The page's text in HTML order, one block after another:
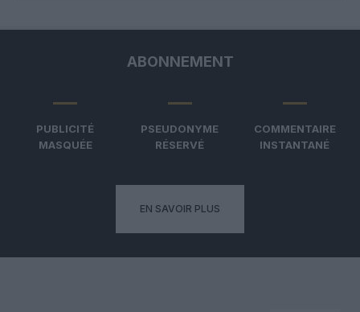
ABONNEMENT
PUBLICITÉ
MASQUÉE
PSEUDONYME
RÉSERVÉ
COMMENTAIRE
INSTANTANÉ
EN SAVOIR PLUS